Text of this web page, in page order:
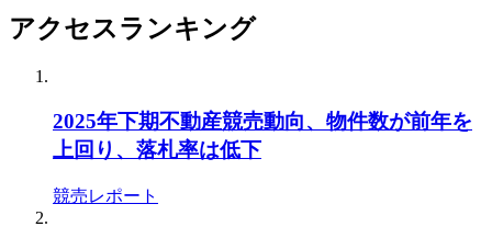
アクセスランキング
2025年下期不動産競売動向、物件数が前年を
上回り、落札率は低下
競売レポート